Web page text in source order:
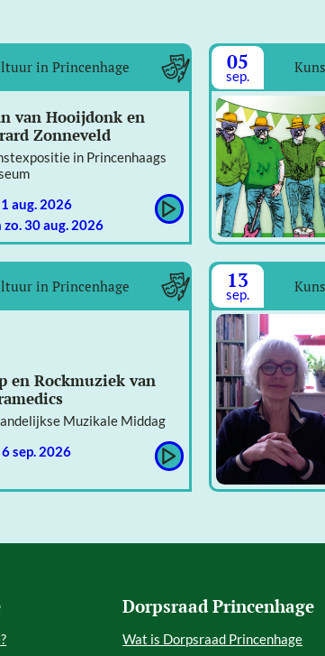
in Princenhage
van Hooijdonk en
Zonneveld
in Princenhaags
1 aug. 2026
30 aug. 2026
05
sep.
in Princenhage
en Rockmuziek van
Muzikale Middag
6 sep. 2026
13
sep.
Dorpsraad Princenhage
Wat is Dorpsraad Princenhage